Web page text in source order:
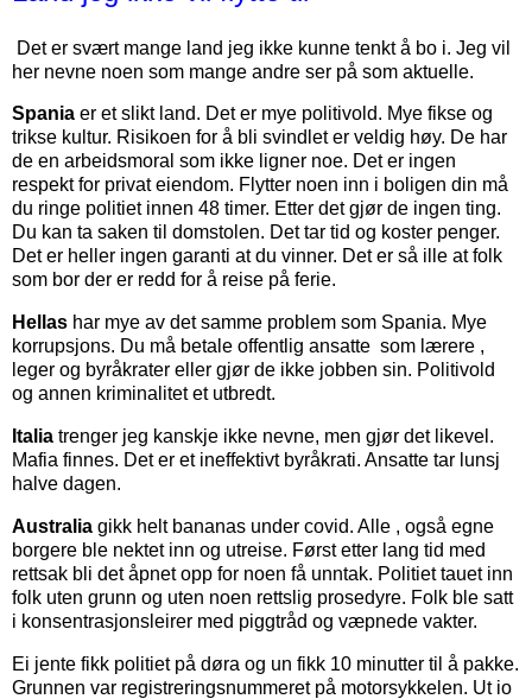
Det er svært mange land jeg ikke kunne tenkt å bo i. Jeg vil
her nevne noen som mange andre ser på som aktuelle.
Spania er et slikt land. Det er mye politivold. Mye fikse og
trikse kultur. Risikoen for å bli svindlet er veldig høy. De har
de en arbeidsmoral som ikke ligner noe. Det er ingen
respekt for privat eiendom. Flytter noen inn i boligen din må
du ringe politiet innen 48 timer. Etter det gjør de ingen ting.
Du kan ta saken til domstolen. Det tar tid og koster penger.
Det er heller ingen garanti at du vinner. Det er så ille at folk
som bor der er redd for å reise på ferie.
Hellas har mye av det samme problem som Spania. Mye
korrupsjons. Du må betale offentlig ansatte som lærere ,
leger og byråkrater eller gjør de ikke jobben sin. Politivold
og annen kriminalitet et utbredt.
Italia trenger jeg kanskje ikke nevne, men gjør det likevel.
Mafia finnes. Det er et ineffektivt byråkrati. Ansatte tar lunsj
halve dagen.
Australia gikk helt bananas under covid. Alle , også egne
borgere ble nektet inn og utreise. Først etter lang tid med
rettsak bli det åpnet opp for noen få unntak. Politiet tauet inn
folk uten grunn og uten noen rettslig prosedyre. Folk ble satt
i konsentrasjonsleirer med piggtråd og væpnede vakter.
Ei jente fikk politiet på døra og un fikk 10 minutter til å pakke.
Grunnen var registreringsnummeret på motorsykkelen. Ut io